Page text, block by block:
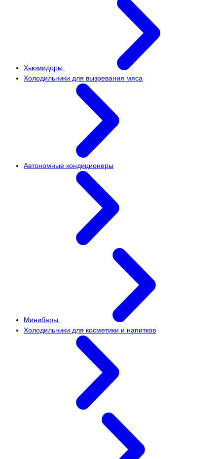
Хьюмидоры
Холодильники для вызревания мяса
Автономные кондиционеры
Минибары
Холодильники для косметики и напитков